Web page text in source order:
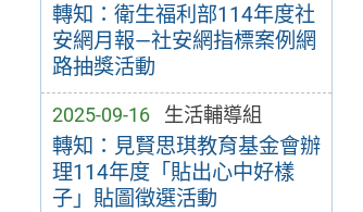
轉知：衛生福利部114年度社
安網月報—社安網指標案例網
路抽獎活動
2025-09-16 生活輔導組
轉知：見賢思琪教育基金會辦
理114年度「貼出心中好樣
子」貼圖徵選活動